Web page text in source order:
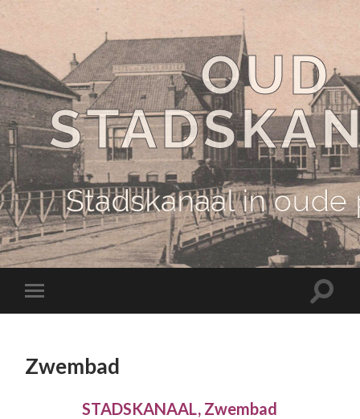
OUD
Stadskanaal in oude
Schakel
naar
Zwembad
STADSKANAAL, Zwembad